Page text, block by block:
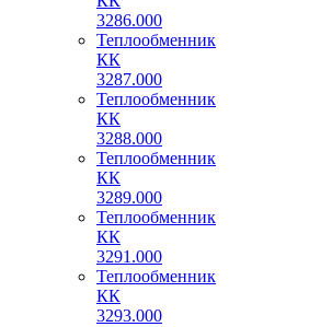
3286.000
Теплообменник
КК
3287.000
Теплообменник
КК
3288.000
Теплообменник
КК
3289.000
Теплообменник
КК
3291.000
Теплообменник
КК
3293.000